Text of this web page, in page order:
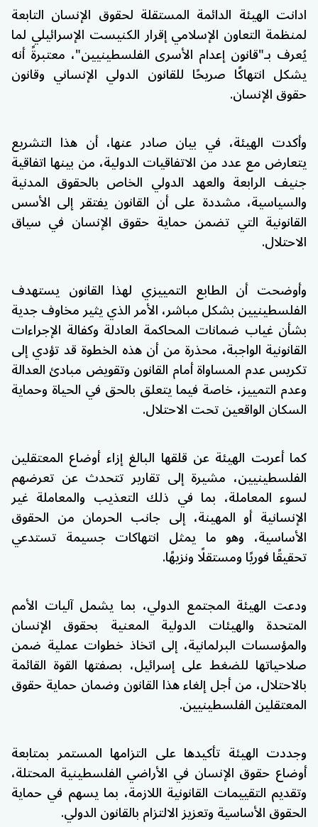
ادانت الهيئة الدائمة المستقلة لحقوق الإنسان التابعة
لمنظمة التعاون الإسلامي إقرار الكنيست الإسرائيلي لما
يُعرف بـ"قانون إعدام الأسرى الفلسطينيين"، معتبرةً أنه
يشكل انتهاكًا صريحًا للقانون الدولي الإنساني وقانون
حقوق الإنسان.
وأكدت الهيئة، في بيان صادر عنها، أن هذا التشريع
يتعارض مع عدد من الاتفاقيات الدولية، من بينها اتفاقية
جنيف الرابعة والعهد الدولي الخاص بالحقوق المدنية
والسياسية، مشددة على أن القانون يفتقر إلى الأسس
القانونية التي تضمن حماية حقوق الإنسان في سياق
الاحتلال.
وأوضحت أن الطابع التمييزي لهذا القانون يستهدف
الفلسطينيين بشكل مباشر، الأمر الذي يثير مخاوف جدية
بشأن غياب ضمانات المحاكمة العادلة وكفالة الإجراءات
القانونية الواجبة، محذرة من أن هذه الخطوة قد تؤدي إلى
تكريس عدم المساواة أمام القانون وتقويض مبادئ العدالة
وعدم التمييز، خاصة فيما يتعلق بالحق في الحياة وحماية
السكان الواقعين تحت الاحتلال.
كما أعربت الهيئة عن قلقها البالغ إزاء أوضاع المعتقلين
الفلسطينيين، مشيرة إلى تقارير تتحدث عن تعرضهم
لسوء المعاملة، بما في ذلك التعذيب والمعاملة غير
الإنسانية أو المهينة، إلى جانب الحرمان من الحقوق
الأساسية، وهو ما يمثل انتهاكات جسيمة تستدعي
تحقيقًا فوريًا ومستقلًا ونزيهًا.
ودعت الهيئة المجتمع الدولي، بما يشمل آليات الأمم
المتحدة والهيئات الدولية المعنية بحقوق الإنسان
والمؤسسات البرلمانية، إلى اتخاذ خطوات عملية ضمن
صلاحياتها للضغط على إسرائيل، بصفتها القوة القائمة
بالاحتلال، من أجل إلغاء هذا القانون وضمان حماية حقوق
المعتقلين الفلسطينيين.
وجددت الهيئة تأكيدها على التزامها المستمر بمتابعة
أوضاع حقوق الإنسان في الأراضي الفلسطينية المحتلة،
وتقديم التقييمات القانونية اللازمة، بما يسهم في حماية
الحقوق الأساسية وتعزيز الالتزام بالقانون الدولي.